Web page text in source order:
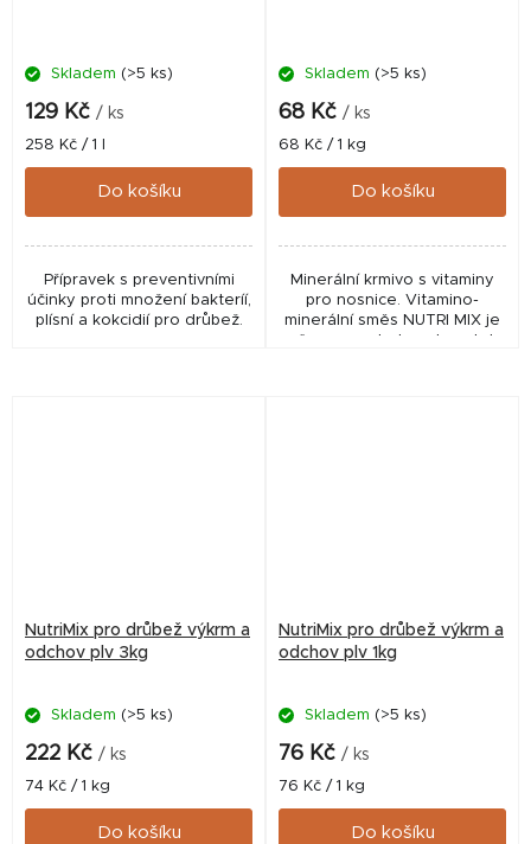
Skladem (>5 ks)
129 Kč / ks
Měrná
cena:
258 Kč / 1 l
Do košíku
Přípravek s preventivními
účinky proti množení bakteríí,
plísní a kokcidií pro drůbež.
Skladem (>5 ks)
68 Kč / ks
Měrná
cena:
68 Kč / 1 kg
Do košíku
Minerální krmivo s vitaminy
pro nosnice. Vitamino-
minerální směs NUTRI MIX je
NutriMix pro drůbež výkrm a
odchov plv 3kg
Skladem (>5 ks)
222 Kč / ks
Měrná
cena:
74 Kč / 1 kg
Do košíku
NutriMix pro drůbež výkrm a
odchov plv 1kg
Skladem (>5 ks)
76 Kč / ks
Měrná
cena:
76 Kč / 1 kg
Do košíku